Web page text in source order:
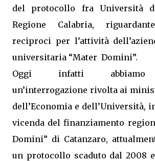
del protocollo fra Università
Regione Calabria,
reciproci per l’attività
universitaria “Mater Domini”.
Oggi infatti abbiamo
un’interrogazione rivolta ai
dell’Economia e dell’Università,
vicenda del finanziamento
Domini” di Catanzaro,
un protocollo scaduto dal 2008